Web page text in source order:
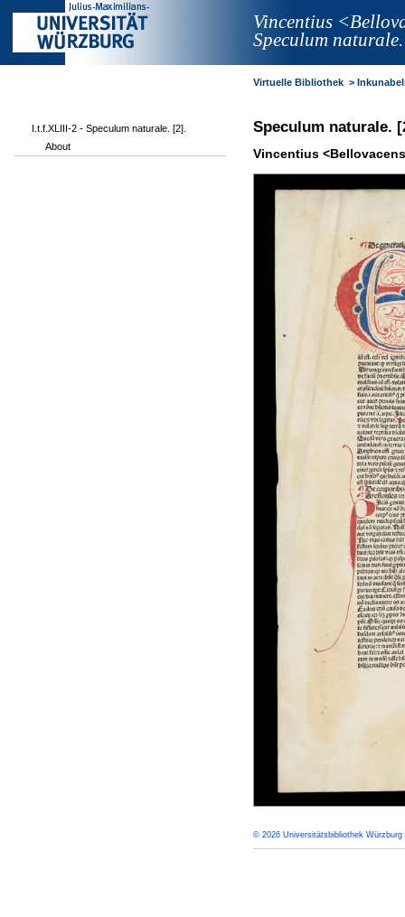
Vincentius
Speculum
Speculum naturale.
Vincentius
© 2026 Universitätsbibliothek Würzburg
I.t.f.XLIII-2 - Speculum naturale. [2].
About
Virtuelle Bibliothek >